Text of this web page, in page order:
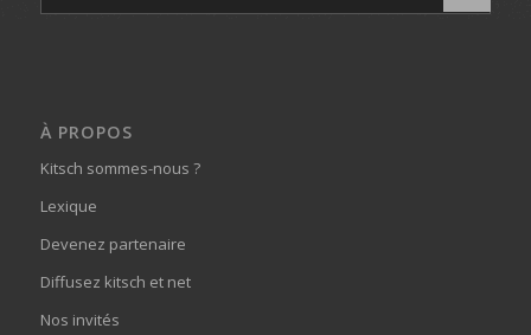
À PROPOS
Kitsch sommes-nous ?
Lexique
Devenez partenaire
Diffusez kitsch et net
Nos invités